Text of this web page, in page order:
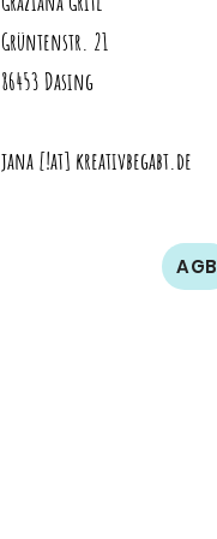
Grüntenstr. 21
86453 Dasing
jana [!at] kreativbegabt.de
AGB